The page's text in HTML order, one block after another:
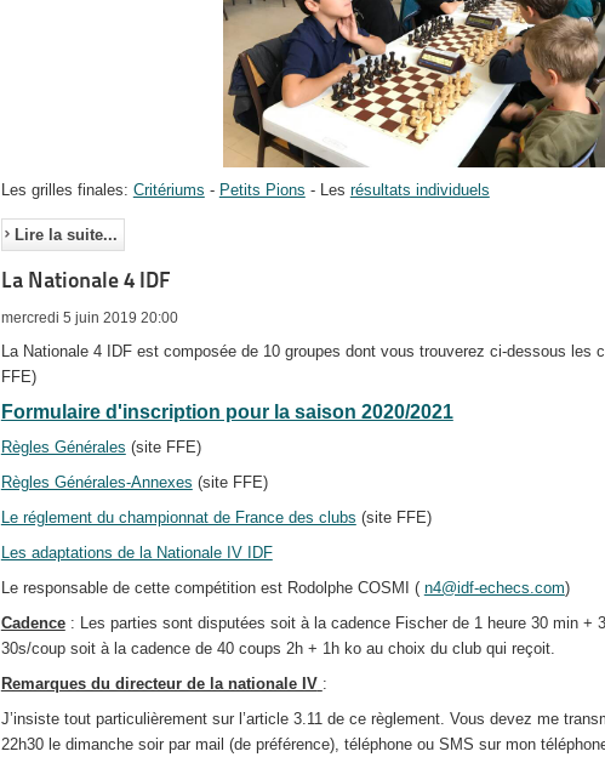
Les grilles finales: Critériums - Petits Pions - Les résultats individuels
Lire la suite...
La Nationale 4 IDF
mercredi 5 juin 2019 20:00
La Nationale 4 IDF est composée de 10 groupes dont vous trouverez ci-dessous les
FFE)
Formulaire d'inscription pour la saison 2020/2021
Règles Générales (site FFE)
Règles Générales-Annexes (site FFE)
Le réglement du championnat de France des clubs (site FFE)
Les adaptations de la Nationale IV IDF
Le responsable de cette compétition est Rodolphe COSMI ( n4@idf-echecs.com)
Cadence: Les parties sont disputées soit à la cadence Fischer de 1 heure 30 min +
30s/coup soit à la cadence de 40 coups 2h + 1h ko au choix du club qui reçoit.
Remarques du directeur de la nationale IV :
J’insiste tout particulièrement sur l’article 3.11 de ce règlement. Vous devez me
22h30 le dimanche soir par mail (de préférence), téléphone ou SMS sur mon